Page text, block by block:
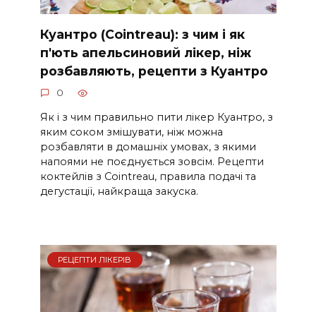
Куантро (Cointreau): з чим і як
п'ють апельсиновий лікер, ніж
розбавляють, рецепти з Куантро
0
Як і з чим правильно пити лікер Куантро, з
яким соком змішувати, ніж можна
розбавляти в домашніх умовах, з якими
напоями не поєднується зовсім. Рецепти
коктейлів з Cointreau, правила подачі та
дегустації, найкраща закуска.
РЕЦЕПТИ ЛІКЕРІВ